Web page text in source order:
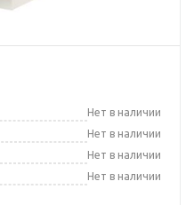
Нет в наличии
Нет в наличии
Нет в наличии
Нет в наличии